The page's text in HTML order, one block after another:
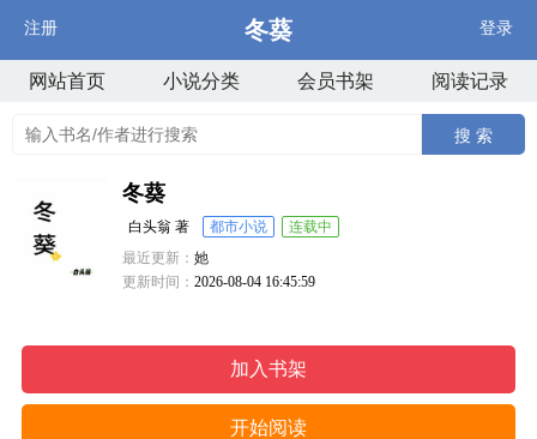
注册 冬葵 登录
网站首页 小说分类 会员书架 阅读记录
搜 索
冬葵
白头翁 著 都市小说
连载中
最近更新：她
更新时间：2026-08-04 16:45:59
加入书架
开始阅读